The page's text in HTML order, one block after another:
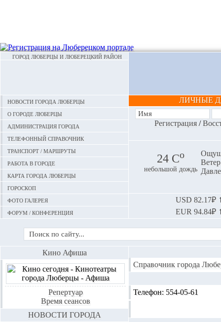
ГОРОД ЛЮБЕРЦЫ И ЛЮБЕРЕЦКИЙ РАЙОН
Новости города Люберцы
О городе Люберцы
Администрация города
Телефонный справочник
Транспорт / маршруты
Работа в городе
Карта города Люберцы
Гороскоп
Фото галерея
Форум / конференция
ЛИЧНЫЕ
Регистрация/
24 Сo
небольшой дождь
USD 82.17₽
EUR 94.84₽
Справочник города
Телефон: 554-05-61
Кино Афиша
Репертуар
Время сеансов
НОВОСТИ ГОРОДА